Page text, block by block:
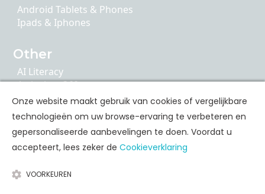
Android Tablets & Phones
Ipads & Iphones
Other
AI Literacy
Articulate 360
ChatGPT
Cybersecurity
Google Apps
Communication
Onze website maakt gebruik van cookies of vergelijkbare
technologieën om uw browse-ervaring te verbeteren en
gepersonaliseerde aanbevelingen te doen. Voordat u
accepteert, lees zeker de Cookieverklaring
VOORKEUREN